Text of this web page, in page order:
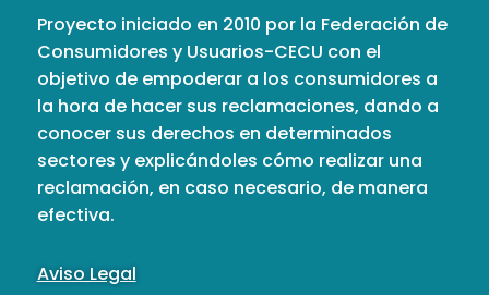
Proyecto iniciado en 2010 por la Federación de
Consumidores y Usuarios-CECU con el
objetivo de empoderar a los consumidores a
la hora de hacer sus reclamaciones, dando a
conocer sus derechos en determinados
sectores y explicándoles cómo realizar una
reclamación, en caso necesario, de manera
efectiva.
Aviso Legal